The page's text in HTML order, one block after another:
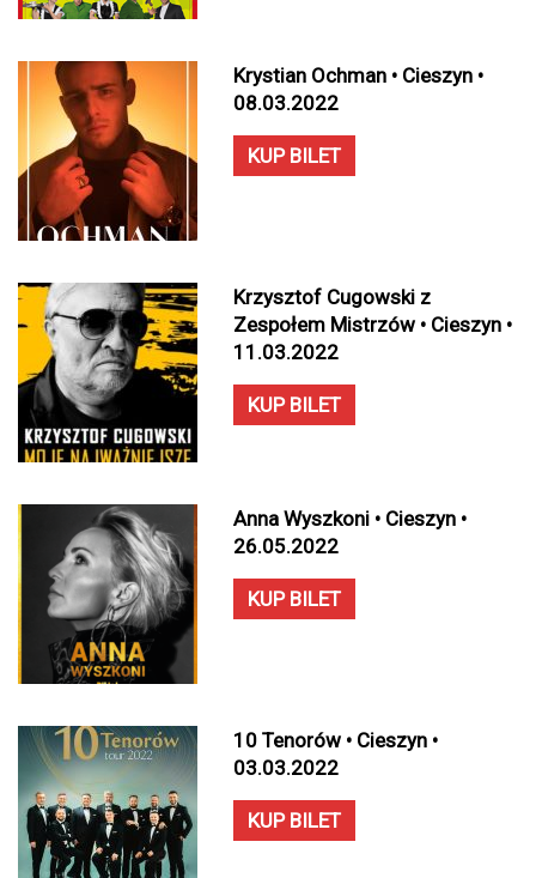
Krystian Ochman • Cieszyn •
08.03.2022
KUP BILET
Krzysztof Cugowski z
Zespołem Mistrzów • Cieszyn •
11.03.2022
KUP BILET
Anna Wyszkoni • Cieszyn •
26.05.2022
KUP BILET
10 Tenorów • Cieszyn •
03.03.2022
KUP BILET